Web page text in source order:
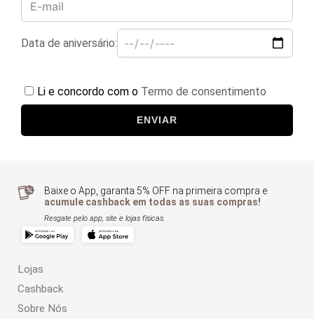
Data de aniversário:
Li e concordo com o Termo de consentimento
ENVIAR
Baixe o App, garanta 5% OFF na primeira compra e
acumule cashback em todas as suas compras!
Resgate pelo app, site e lojas físicas.
Lojas
Cashback
Sobre Nós